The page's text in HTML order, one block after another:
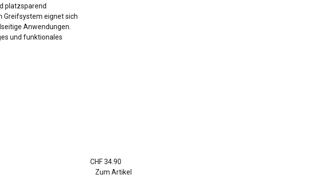
platzsparend
Greifsystem eignet sich
Anwendungen.
und funktionales
CHF 34.90
Zum Artikel